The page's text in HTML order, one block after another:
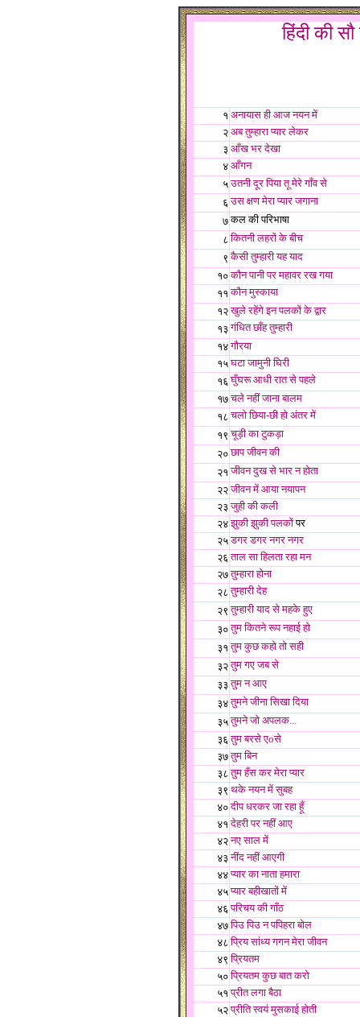
हिंदी की
१ अनायास ही आज नयन में
२ अब तुम्हारा प्यार लेकर
३ आँख भर देखा
४ आँगन
५ उतनी दूर पिया तू मेरे गाँव से
६ उस क्षण मेरा प्यार जगाना
७ कल की परिभाषा
८ कितनी लहरों के बीच
९ कैसी तुम्हारी यह याद
१० कौन पानी पर महावर रख गया
११ कौन मुस्काया
१२ खुले रहेंगे इन पलकों के द्वार
१३ गंधित छाँह तुम्हारी
१४ गौरया
१५ घटा जामुनी घिरी
१६ घुँघरू आधी रात से पहले
१७ चले नहीं जाना बालम
१८ चलो छिया-छी हो अंतर में
१९ चूड़ी का टुकड़ा
२० छाप जीवन की
२१ जीवन दुख से भार न होता
२२ जीवन में आया नयापन
२३ जुही की कली
२४ झुकी झुकी पलकोंपर
२५ डगर डगर नगर नगर
२६ ताल सा हिलता रहा मन
२७ तुम्हारा होना
२८ तुम्हारी देह
२९ तुम्हारी याद से महके हुए
३० तुम कितने रूप नहाई हो
३१ तुम कुछ कहो तो सही
३२ तुम गए जब से
३३ तुम न आए
३४ तुमने जीना सिखा दिया
३५ तुमने जो अपलक...
३६ तुम बरसे एoसे
३७ तुम बिन
३८ तुम हँस कर मेरा प्यार
३९ थके नयन में सुबह
४० दीप धरकर जा रहा हूँ
४१ देहरी पर नहीं आए
४२ नए साल में
४३ नींद नहीं आएगी
४४ प्यार का नाता हमारा
४५ प्यार बहीखातों में
४६ परिचय की गाँठ
४७ पिउ पिउ न पपिहरा बोल
४८ प्रिय सांध्य गगन मेरा जीवन
४९ प्रियतम
५० प्रियतम कुछ बात करो
५१ प्रीत लगा बैठा
५२ प्रीति स्वयं मुसकाई होती